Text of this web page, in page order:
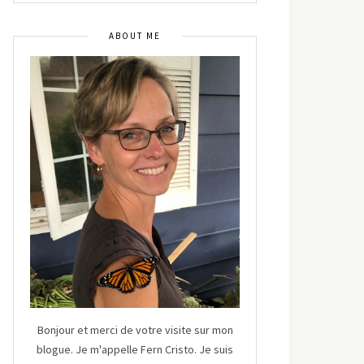
ABOUT ME
Bonjour et merci de votre visite sur mon
blogue. Je m'appelle Fern Cristo. Je suis